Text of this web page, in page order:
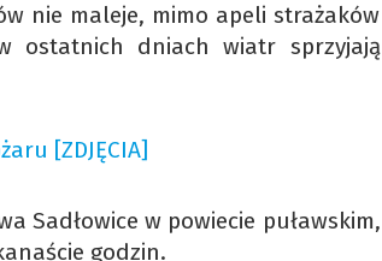
nie maleje, mimo apeli strażaków
ostatnich dniach wiatr sprzyjają
[ZDJĘCIA]
Sadłowice w powiecie puławskim,
godzin.